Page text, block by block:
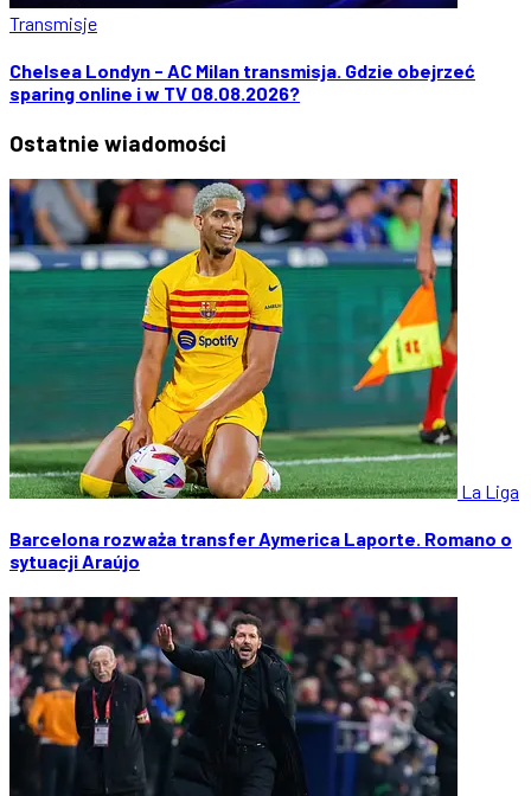
Transmisje
Chelsea Londyn - AC Milan transmisja. Gdzie obejrzeć
sparing online i w TV 08.08.2026?
Ostatnie wiadomości
La Liga
Barcelona rozważa transfer Aymerica Laporte. Romano o
sytuacji Araújo